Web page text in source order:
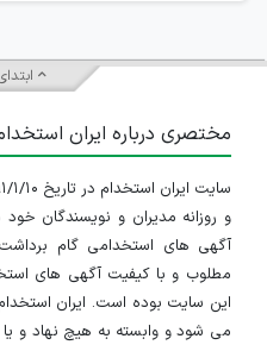
مختصری درباره ایران
و روزانه مدیران و نویسندگان
آگهی های استخدامی گام
مطلوب و با کیفیت آگهی های
این سایت بوده است. ایران
می شود و وابسته به هیچ نهاد و